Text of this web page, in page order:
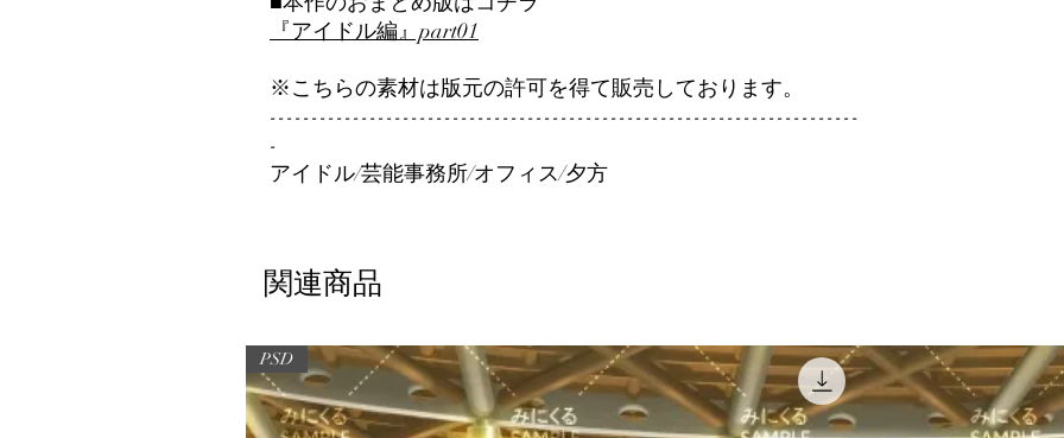
『アイドル編』part01
※こちらの素材は版元の許可を得て販売しております。
-----------------------------------------------------------------------
-
アイドル/芸能事務所/オフィス/夕方
関連商品
PSD